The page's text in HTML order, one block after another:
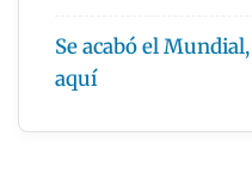
Se acabó el
aquí